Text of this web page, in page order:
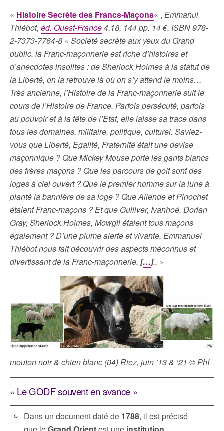
« Histoire Secrète des Francs-Maçons« , Emmanul
Thiébot, éd. Ouest-France4.18, 144 pp. 14 €, ISBN 978-
2-7373-7764-8 « Société secrète aux yeux du Grand
public, la Franc-maçonnerie est riche d’histoires et
d’anecdotes insolites : de Sherlock Holmes à la statut de
la Liberté, on la retrouve là où on s’y attend le moins…
Très ancienne, l’Histoire de la Franc-maçonnerie suit le
cours de l’Histoire de France. Parfois persécuté, parfois
au pouvoir et à la tête de l’Etat, elle laisse sa trace dans
tous les domaines, militaire, politique, culturel. Saviez-
vous que Liberté, Egalité, Fraternité était une devise
maçonnique ? Que Mickey Mouse porte les gants blancs
des frères maçons ? Que les parcours de golf sont des
loges à ciel ouvert ? Que le premier homme sur la lune à
planté la bannière de sa loge ? Que Allende et Pinochet
étaient Franc-maçons ? Et que Gulliver, Ivanhoé, Dorian
Gray, Sherlock Holmes, Mowgli étaient tous maçons
également ? D’une plume alerte et vivante, Emmanuel
Thiébot nous fait découvrir des aspects méconnus et
divertissant de la Franc-maçonnerie. […].. »
mouton noir & chien blanc (04) Riez, juin ’13 & ’21 © PhI
« Le GODF souvent en avance »
Dans un document daté de 1788, il est précisé
que leGrand Orientest une institution